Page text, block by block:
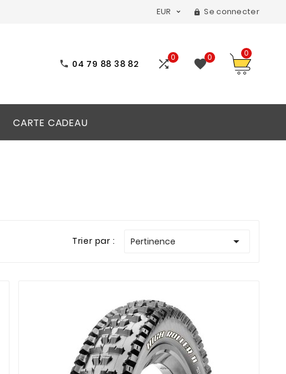
EUR   Se connecter
 04 79 88 38 82 0 0 0
CARTE CADEAU
Trier par : Pertinence 